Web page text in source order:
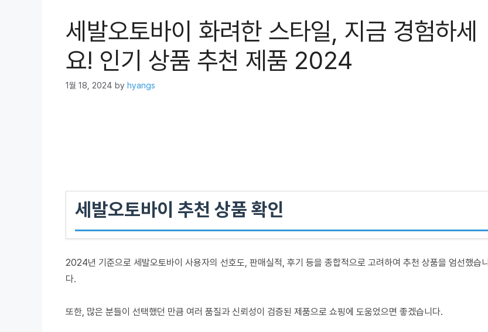
세발오토바이 화려한 스타일, 지금 경험하세
요! 인기 상품 추천 제품 2024
1월 18, 2024 by hyangs
세발오토바이 추천 상품 확인
2024년 기준으로 세발오토바이 사용자의 선호도, 판매실적, 후기 등을 종합적으로 고려하여 추천 상품을 엄선했습니
다.
또한, 많은 분들이 선택했던 만큼 여러 품질과 신뢰성이 검증된 제품으로 쇼핑에 도움었으면 좋겠습니다.